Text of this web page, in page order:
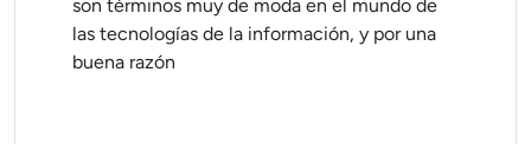
son términos muy de moda en el mundo de
las tecnologías de la información, y por una
buena razón